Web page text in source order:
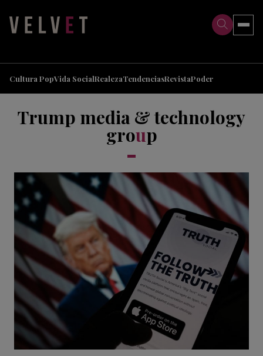
Cultura PopVida SocialRealezaTendenciasRevistaPoder
Trump media & technology
group